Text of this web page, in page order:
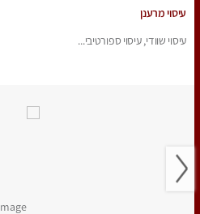
עיסוי מרענן
עיסוי שוודי, עיסוי ספורטיבי...